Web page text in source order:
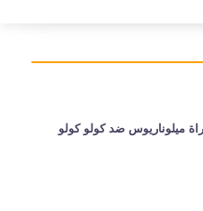
ميلوناريوس ضد كولو كولو